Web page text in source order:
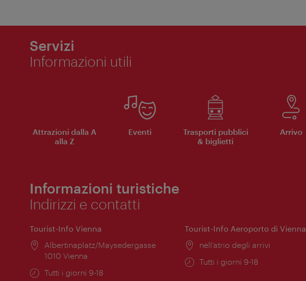
Servizi
Informazioni utili
Attrazioni dalla A
alla Z
Eventi
Trasporti pubblici
& biglietti
Arrivo
Informazioni turistiche
Indirizzi e contatti
Tourist-Info Vienna
Posizione:
Albertinaplatz/Maysedergasse
1010 Vienna
Orari
Tutti i giorni 9-18
Tourist-Info Aeroporto di Vienna
Posizione:
nell’atrio degli arrivi
Orari
Tutti i giorni 9-18